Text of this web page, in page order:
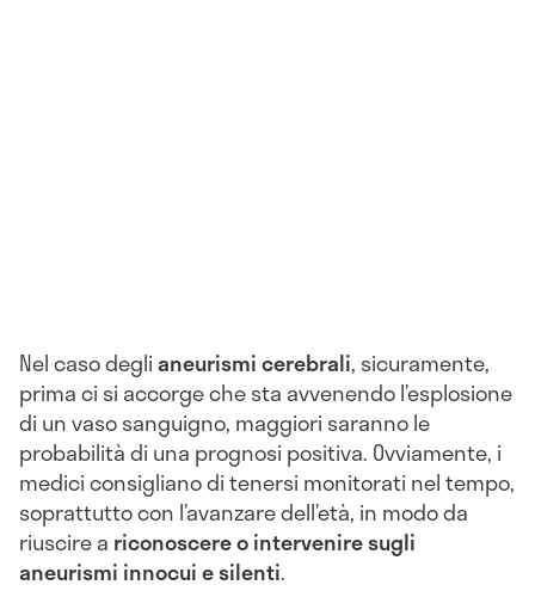
Nel caso deglianeurismi cerebrali, sicuramente,
prima ci si accorge che sta avvenendo l’esplosione
di un vaso sanguigno, maggiori saranno le
probabilità di una prognosi positiva. Ovviamente, i
medici consigliano di tenersi monitorati nel tempo,
soprattutto con l’avanzare dell’età, in modo da
riuscire a riconoscere o intervenire sugli
aneurismi innocui e silenti.